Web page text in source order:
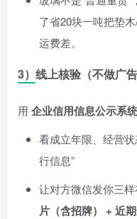
了省20块一吨把垫
运费差。
3）线上核验（不做广
用 企业信用信息公示系
看成立年限、经营
行信息”
让对方微信发你三样
片（含招牌） + 近